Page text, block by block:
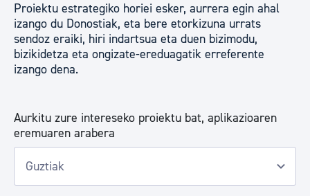
Proiektu estrategiko horiei esker, aurrera egin ahal
izango du Donostiak, eta bere etorkizuna urrats
sendoz eraiki, hiri indartsua eta duen bizimodu,
bizikidetza eta ongizate-ereduagatik erreferente
izango dena.
Aurkitu zure intereseko proiektu bat, aplikazioaren
eremuaren arabera